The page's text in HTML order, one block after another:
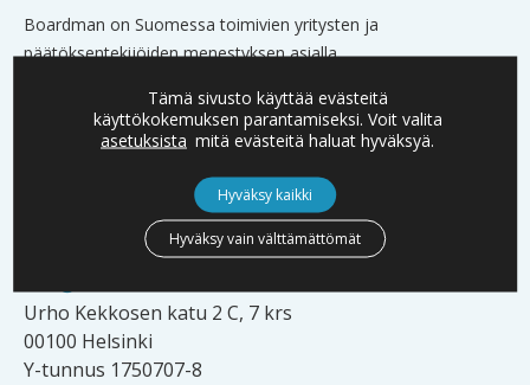
Boardman on Suomessa toimivien yritysten ja
päätöksentekijöiden menestyksen asialla.
hallitusten jäseniä sekä johtoa.
YHTEYSTIEDOT
Urho Kekkosen katu 2 C, 7 krs
00100 Helsinki
Y-tunnus 1750707-8
Tämä sivusto käyttää evästeitä
käyttökokemuksen parantamiseksi. Voit valita
asetuksista mitä evästeitä haluat hyväksyä.
Hyväksy kaikki
Hyväksy vain välttämättömät